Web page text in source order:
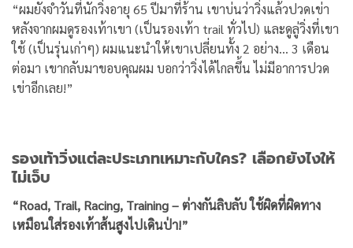
“ผมยังจำวันที่นักวิ่งอายุ 65 ปีมาที่ร้าน เขาบ่นว่าวิ่งแล้วปวดเข่า
หลังจากผมดูรองเท้าเขา (เป็นรองเท้า trail ทั่วไป) และดูลู่วิ่งที่เขา
ใช้ (เป็นรุ่นเก่าๆ) ผมแนะนำให้เขาเปลี่ยนทั้ง 2 อย่าง… 3 เดือน
ต่อมา เขากลับมาขอบคุณผม บอกว่าวิ่งได้ไกลขึ้น ไม่มีอาการปวด
เข่าอีกเลย!”
รองเท้าวิ่งแต่ละประเภทเหมาะกับใคร? เลือกยังไงให้
ไม่เจ็บ
“Road, Trail, Racing, Training – ต่างกันลิบลับ ใช้ผิดที่ผิดทาง
เหมือนใส่รองเท้าส้นสูงไปเดินป่า!”